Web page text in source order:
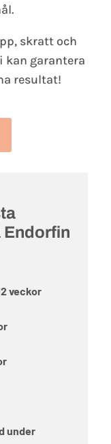
skratt och
kan garantera
resultat!
Endorfin
veckor
under